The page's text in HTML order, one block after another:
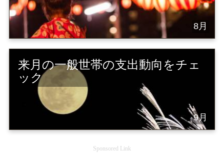
8月
来月の一般世帯の支出動向をチェ
ック
9月
Sponsored Link